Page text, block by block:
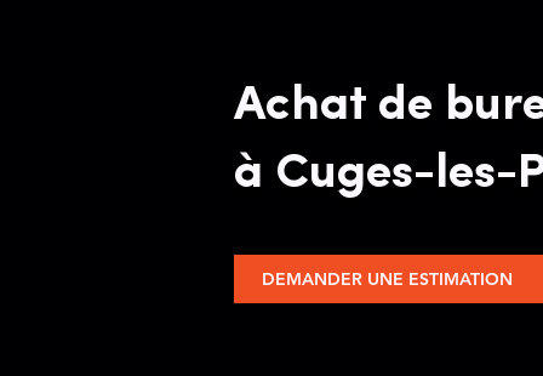
Achat de
à Cuges-les-
DEMANDER UNE ESTIMATION